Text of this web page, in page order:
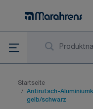
Startseite
/ Antirutsch-
gelb/schwarz